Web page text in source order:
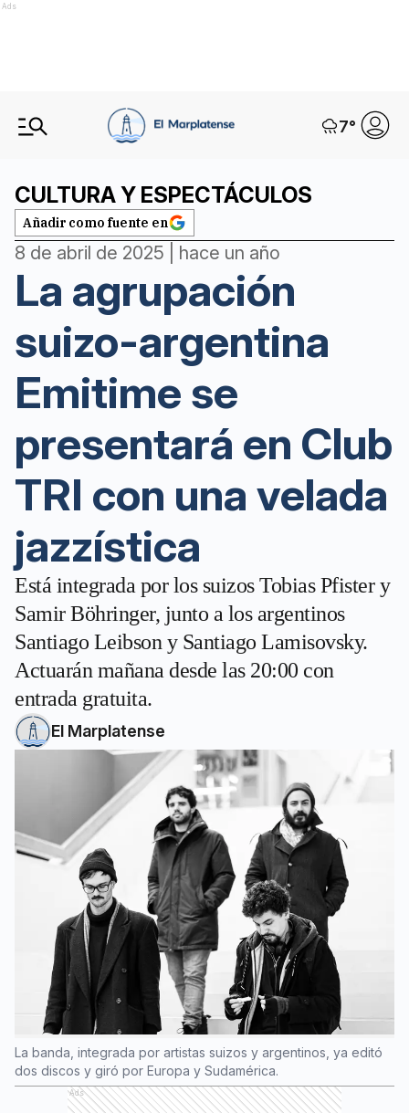
Ads
7°
CULTURA Y ESPECTÁCULOS
Añadir como fuente en
8 de abril de 2025 | hace un año
La agrupación
suizo-argentina
Emitime se
presentará en Club
TRI con una velada
jazzística
Está integrada por los suizos Tobias Pfister y
Samir Böhringer, junto a los argentinos
Santiago Leibson y Santiago Lamisovsky.
Actuarán mañana desde las 20:00 con
entrada gratuita.
El Marplatense
La banda, integrada por artistas suizos y argentinos, ya editó
dos discos y giró por Europa y Sudamérica.
Ads